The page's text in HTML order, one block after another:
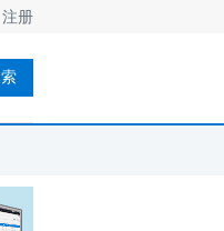
注册